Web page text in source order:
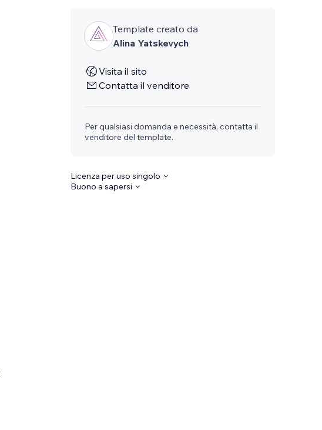
Template creato da
Alina Yatskevych
Visita il sito
Contatta il venditore
Per qualsiasi domanda e necessità, contatta il
venditore del template.
Licenza per uso singolo
Buono a sapersi